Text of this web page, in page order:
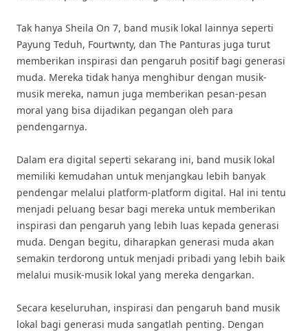
Tak hanya Sheila On 7, band musik lokal lainnya seperti
Payung Teduh, Fourtwnty, dan The Panturas juga turut
memberikan inspirasi dan pengaruh positif bagi generasi
muda. Mereka tidak hanya menghibur dengan musik-
musik mereka, namun juga memberikan pesan-pesan
moral yang bisa dijadikan pegangan oleh para
pendengarnya.
Dalam era digital seperti sekarang ini, band musik lokal
memiliki kemudahan untuk menjangkau lebih banyak
pendengar melalui platform-platform digital. Hal ini tentu
menjadi peluang besar bagi mereka untuk memberikan
inspirasi dan pengaruh yang lebih luas kepada generasi
muda. Dengan begitu, diharapkan generasi muda akan
semakin terdorong untuk menjadi pribadi yang lebih baik
melalui musik-musik lokal yang mereka dengarkan.
Secara keseluruhan, inspirasi dan pengaruh band musik
lokal bagi generasi muda sangatlah penting. Dengan